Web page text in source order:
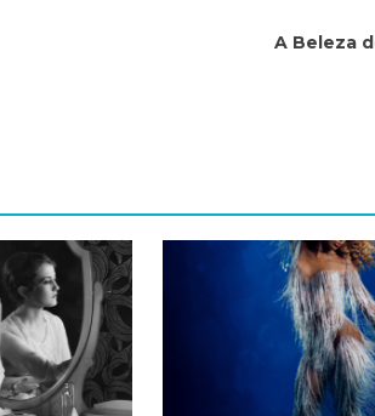
A Beleza